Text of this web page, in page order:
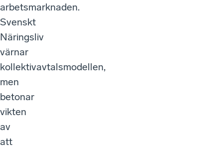
arbetsmarknaden.
Svenskt
Näringsliv
värnar
kollektivavtalsmodellen,
men
betonar
vikten
av
att